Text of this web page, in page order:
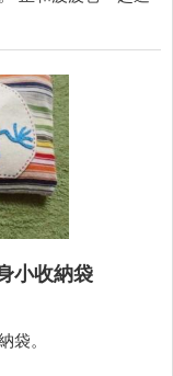
小收納袋
袋。